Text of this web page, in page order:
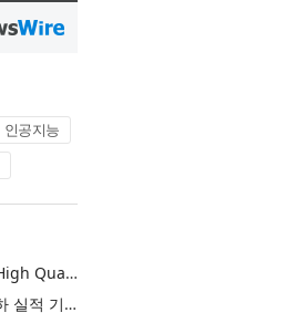
인공지능
L&F Achieves Record-High Quarterly Shipments, Begins LFP Supply for North American ESS in Q3 Advancing its Two-Track NCM and LFP Growth Strategy
엘앤에프, 분기 최대 출하 실적 기록… 3분기 북미 ESS향 LFP 공급 착수 NCM+LFP ‘2-Track’ 성장 전략 실현